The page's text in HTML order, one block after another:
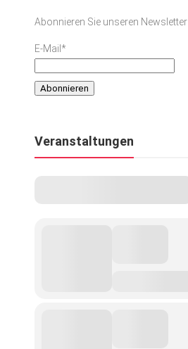
Abonnieren Sie unseren Newsletter
E-Mail*
Veranstaltungen